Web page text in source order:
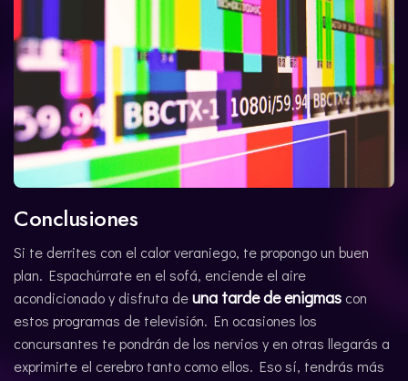
Conclusiones
Si te derrites con el calor veraniego, te propongo un buen
plan. Espachúrrate en el sofá, enciende el aire
acondicionado y disfruta deuna tarde de enigmas con
estos programas de televisión. En ocasiones los
concursantes te pondrán de los nervios y en otras llegarás a
exprimirte el cerebro tanto como ellos. Eso sí, tendrás más